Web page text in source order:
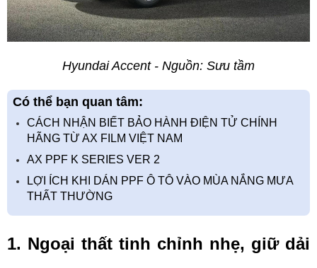
Hyundai Accent - Nguồn: Sưu tầm
Có thể bạn quan tâm:
CÁCH NHẬN BIẾT BẢO HÀNH ĐIỆN TỬ CHÍNH
HÃNG TỪ AX FILM VIỆT NAM
AX PPF K SERIES VER 2
LỢI ÍCH KHI DÁN PPF Ô TÔ VÀO MÙA NẮNG MƯA
THẤT THƯỜNG
1. Ngoại thất tinh chỉnh nhẹ, giữ dải